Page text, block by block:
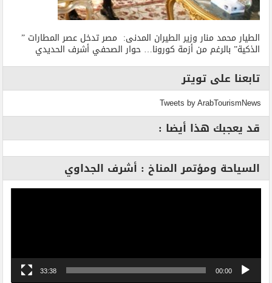
الطيار محمد منار وزير الطيران المدنى: مصر تدخل عصر المطارات ”
الذكية” بالرغم من أزمة كورونا… حوار الصحفي أشرف الحديدي
تابعنا على تويتر
Tweets by ArabTourismNews
قد يعجبك هذا أيضا :
السياحة ومؤتمر المناخ : أشرف الجداوي
00:00
33:38